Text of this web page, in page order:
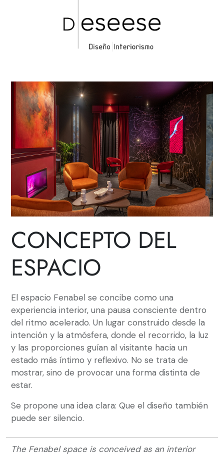
CONCEPTO DEL
ESPACIO
El espacio Fenabel se concibe como una
experiencia interior, una pausa consciente dentro
del ritmo acelerado. Un lugar construido desde la
intención y la atmósfera, donde el recorrido, la luz
y las proporciones guían al visitante hacia un
estado más íntimo y reflexivo. No se trata de
mostrar, sino de provocar una forma distinta de
estar.
Se propone una idea clara: Que el diseño también
puede ser silencio.
The Fenabel space is conceived as an interior